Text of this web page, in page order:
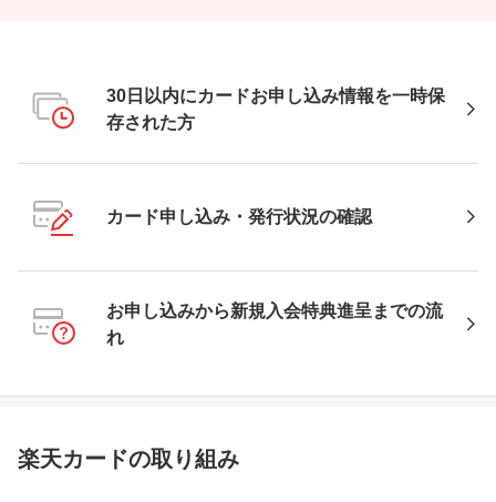
30日以内にカードお申し込み情報を一時保
存された方
カード申し込み・発行状況の確認
お申し込みから新規入会特典進呈までの流
れ
楽天カードの取り組み